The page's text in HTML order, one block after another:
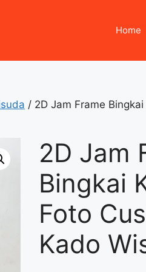
Home
/ 2D Jam Frame
2D Jam
Bingkai
Foto
Kado